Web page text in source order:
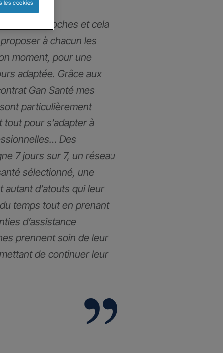
très proches et cela
à chacun les
moment, pour une
adaptée. Grâce aux
Gan Santé mes
particulièrement
tout pour s’adapter à
Des
7 jours sur 7, un réseau
sélectionné, une
autant d’atouts qui leur
temps tout en prenant
d’assistance
prennent soin de leur
de continuer leur
les cookies